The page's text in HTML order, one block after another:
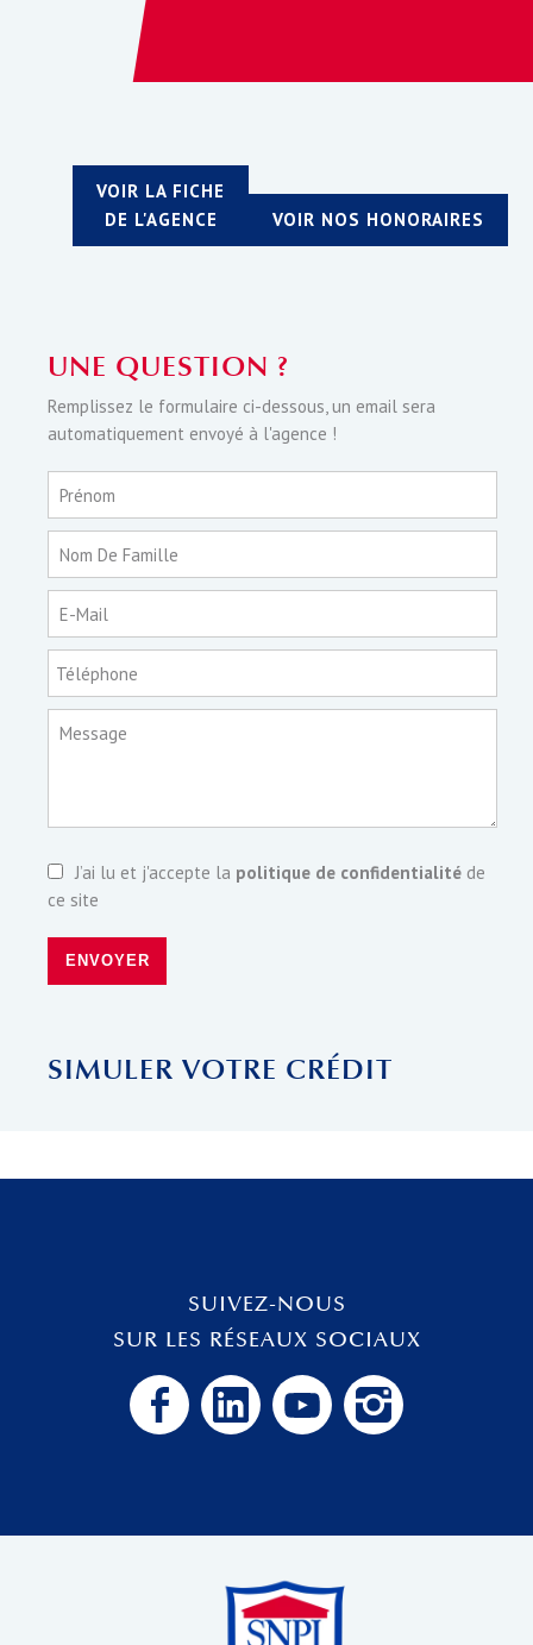
VOIR LA FICHE
DE L'AGENCE
VOIR NOS HONORAIRES
UNE QUESTION ?
Remplissez le formulaire ci-dessous, un email sera
automatiquement envoyé à l'agence !
Prénom
Nom De Famille
E-Mail
Téléphone
Message
J’ai lu et j'accepte la politique de confidentialité de
ce site
ENVOYER
SIMULER VOTRE CRÉDIT
SUIVEZ-NOUS
SUR LES RÉSEAUX SOCIAUX